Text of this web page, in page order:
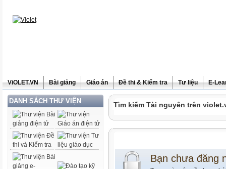
ViOLET.VN Bài giảng Giáo án Đề thi & Kiểm tra Tư liệu E-
DANH SÁCH THƯ VIỆN Tìm kiếm Tài nguyên trên
Bạn chưa đăng